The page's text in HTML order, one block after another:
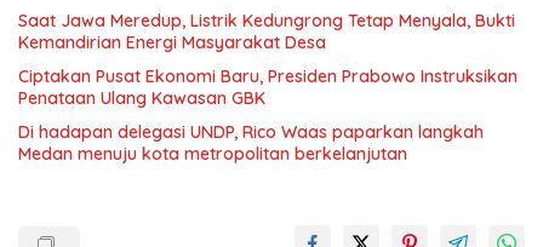
Saat Jawa Meredup, Listrik Kedungrong Tetap Menyala, Bukti
Kemandirian Energi Masyarakat Desa
Ciptakan Pusat Ekonomi Baru, Presiden Prabowo Instruksikan
Penataan Ulang Kawasan GBK
Di hadapan delegasi UNDP, Rico Waas paparkan langkah
Medan menuju kota metropolitan berkelanjutan